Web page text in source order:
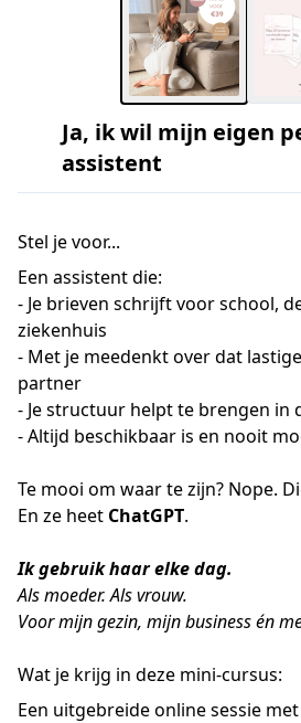
Ja, ik wil mijn eigen
assistent
Stel je voor...
Een assistent die:
- Je brieven schrijft voor school,
ziekenhuis
- Met je meedenkt over dat
partner
- Je structuur helpt te brengen in
- Altijd beschikbaar is en nooit
Te mooi om waar te zijn? Nope.
En ze heet ChatGPT.
Ik gebruik haar elke dag.
Als moeder. Als vrouw.
Voor mijn gezin, mijn business én
Wat je krijg in deze mini-cursus:
Een uitgebreide online sessie